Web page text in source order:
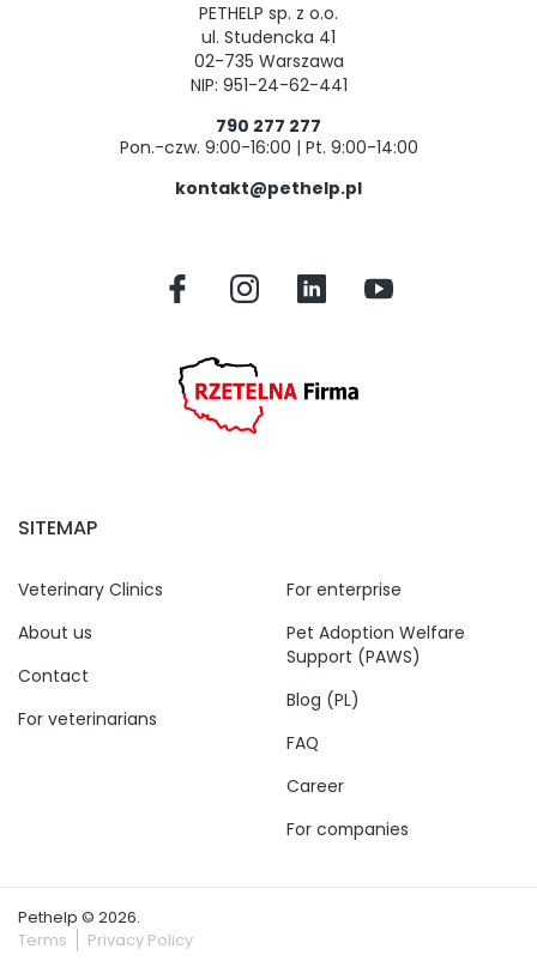
PETHELP sp. z o.o.
ul. Studencka 41
02-735 Warszawa
NIP: 951-24-62-441
790 277 277
Pon.-czw. 9:00-16:00 | Pt. 9:00-14:00
kontakt@pethelp.pl
SITEMAP
Veterinary Clinics
About us
Contact
For veterinarians
For enterprise
Pet Adoption Welfare
Support (PAWS)
Blog (PL)
FAQ
Career
For companies
Pethelp © 2026.
Terms
Privacy Policy